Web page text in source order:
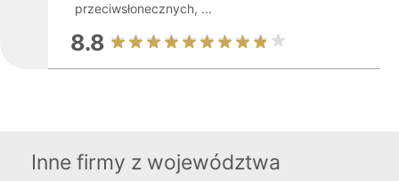
przeciwsłonecznych, ...
8.8
Inne firmy z województwa